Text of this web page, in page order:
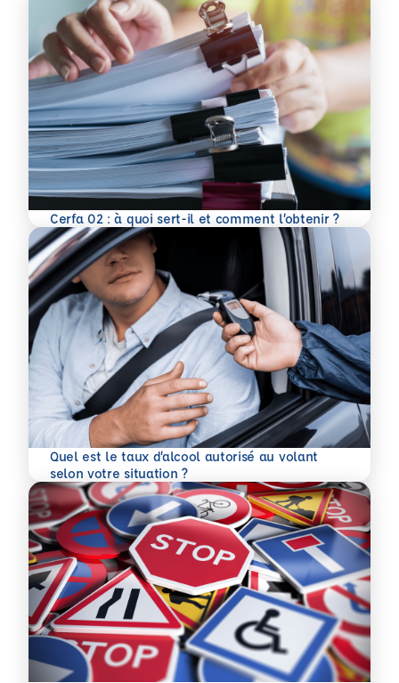
Cerfa 02 : à quoi sert-il et comment l’obtenir ?
En savoir plus
Quel est le taux d’alcool autorisé au volant
selon votre situation ?
En savoir plus